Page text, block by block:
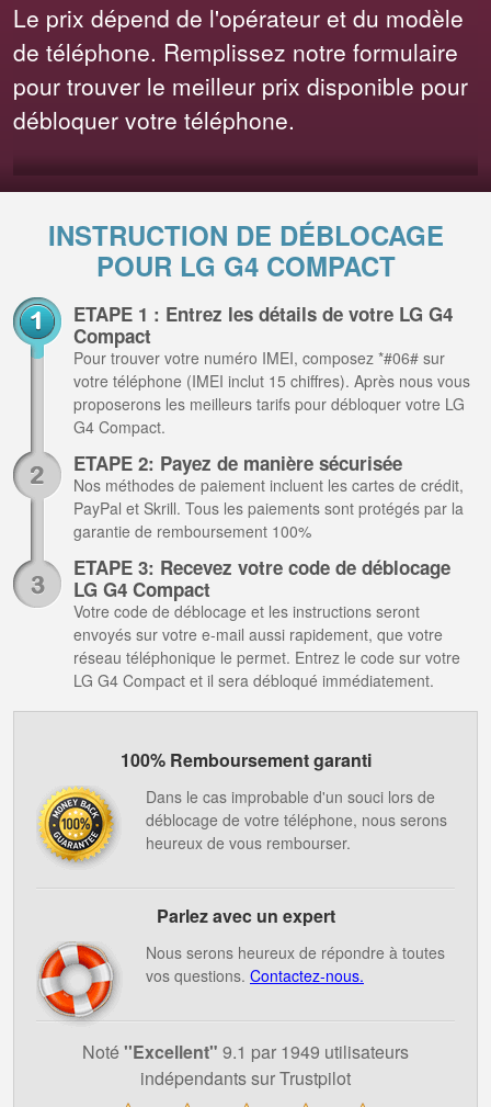
Le prix dépend de l'opérateur et du modèle
de téléphone. Remplissez notre formulaire
pour trouver le meilleur prix disponible pour
débloquer votre téléphone.
INSTRUCTION DE DÉBLOCAGE
POUR LG G4 COMPACT
ETAPE 1 : Entrez les détails de votre LG G4
Compact
Pour trouver votre numéro IMEI, composez *#06# sur
votre téléphone (IMEI inclut 15 chiffres). Après nous vous
proposerons les meilleurs tarifs pour débloquer votre LG
G4 Compact.
ETAPE 2: Payez de manière sécurisée
Nos méthodes de paiement incluent les cartes de crédit,
PayPal et Skrill. Tous les paiements sont protégés par la
garantie de remboursement 100%
ETAPE 3: Recevez votre code de déblocage
LG G4 Compact
Votre code de déblocage et les instructions seront
envoyés sur votre e-mail aussi rapidement, que votre
réseau téléphonique le permet. Entrez le code sur votre
LG G4 Compact et il sera débloqué immédiatement.
100% Remboursement garanti
Dans le cas improbable d'un souci lors de
déblocage de votre téléphone, nous serons
heureux de vous rembourser.
Parlez avec un expert
Nous serons heureux de répondre à toutes
vos questions. Contactez-nous.
Noté ''Excellent" 9.1 par 1949 utilisateurs
indépendants sur Trustpilot